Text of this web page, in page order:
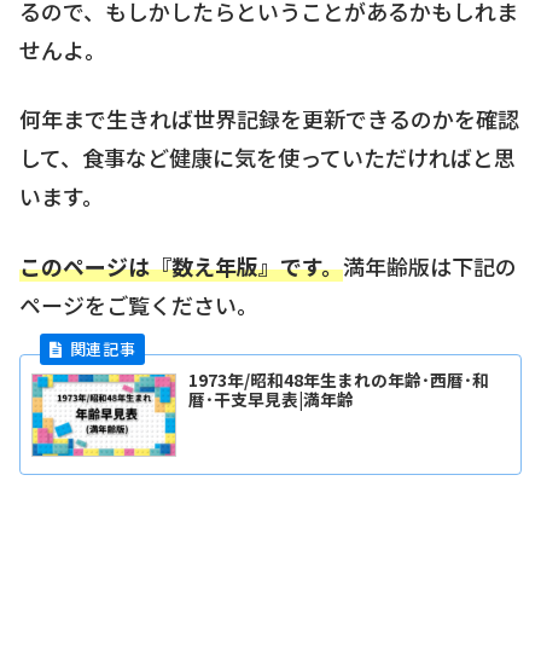
るので、もしかしたらということがあるかもしれま
せんよ。
何年まで生きれば世界記録を更新できるのかを確認
して、食事など健康に気を使っていただければと思
います。
このページは『数え年版』です。満年齢版は下記の
ページをご覧ください。
1973年/昭和48年生まれの年齢･西暦･和
暦･干支早見表|満年齢